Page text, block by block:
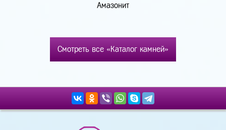
Амазонит
Смотреть все «Каталог камней»